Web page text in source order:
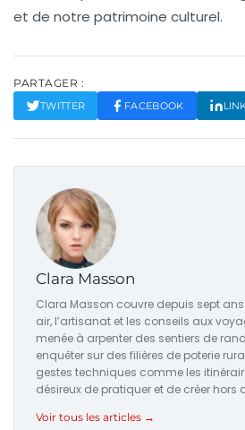
et de notre patrimoine culturel.
PARTAGER :
TWITTER FACEBOOK
Clara Masson
Clara Masson couvre depuis sept
air, l’artisanat et les conseils aux
menée à arpenter des sentiers de
enquêter sur des filières de poterie
gestes techniques comme les
désireux de pratiquer et de créer hors
Voir tous les articles →